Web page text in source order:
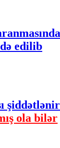
edilib
ola bilər